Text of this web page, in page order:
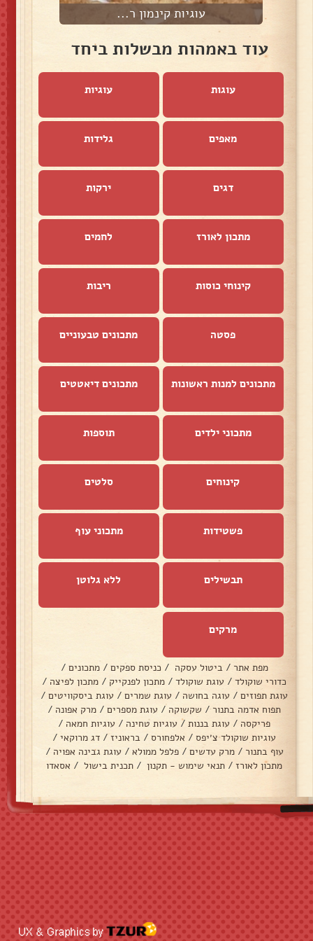
עוגיות קינמון ר...
עוד באמהות מבשלות ביחד
עוגות עוגיות
מאפים גלידות
דגים ירקות
מתכון לאורז לחמים
קינוחי כוסות ריבות
פסטה מתכונים טבעוניים
מתכונים למנות ראשונות מתכונים דיאטטים
מתכוני ילדים תוספות
קינוחים סלטים
פשטידות מתכוני עוף
תבשילים ללא גלוטן
מרקים
מפת אתר / ביטול עסקה / כניסת ספקים / מתכונים /
כדורי שוקולד / עוגת שוקולד / מתכון לפנקייק / מתכון לפיצה /
עוגת תפוזים / עוגה בחושה / עוגת שמרים / עוגת ביסקוויטים /
תפוח אדמה בתנור/ שקשוקה / עוגת מספרים / מרק אפונה /
פריקסה / עוגת בננות / עוגיות טחינה / עוגיות חמאה /
עוגיות שוקולד צ׳יפס / אלפחורס / בראוניז / דג מרוקאי /
עוף בתנור / מרק עדשים / פלפל ממולא / עוגת גבינה אפויה /
מתכון לאורז / תנאי שימוש - תקנון / תכנית בישול / אסאדו